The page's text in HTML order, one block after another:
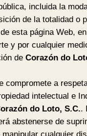
incluida la
de la totalidad o
esta página Web, en
y por cualquier
de Corazón do
compromete a
intelectual e
do Loto, S.C..
abstenerse de